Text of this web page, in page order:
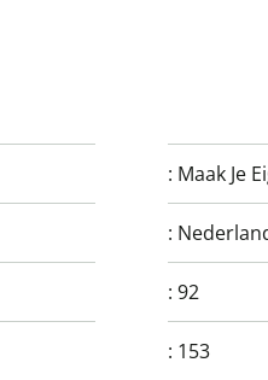
: Maak Je
:
:92
: 153